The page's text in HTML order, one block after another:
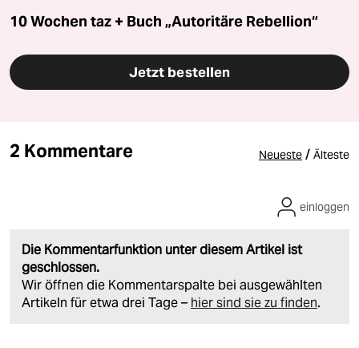
10 Wochen taz + Buch „Autoritäre Rebellion“
Jetzt bestellen
2 Kommentare Neueste / Älteste
Die Kommentarfunktion unter diesem Artikel ist
geschlossen.
Wir öffnen die Kommentarspalte bei ausgewählten
Artikeln für etwa drei Tage – hier sind sie zu finden.
einloggen